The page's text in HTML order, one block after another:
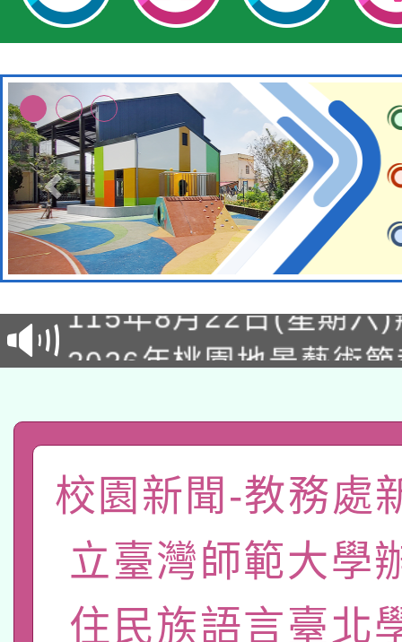
轉知經濟部水利署委託
業技術研究院辦理「
用水績優單位及節水達
桃園市孔廟祈福系列
2026年桃園地景藝術
關事宜
轉知教育部國民及學前
國立臺灣師範大學辦理
年度健康促進學校輔導
業成長研習」實施計畫
函轉國家教育研究院中
原住民族教育政策研討
族教育國際趨勢與發展
轉知教育部國民及學前
新北市政府教育局辦理
師專業成長研習實施計
函轉國立臺灣師範大學
族語言臺北學習中心
轉知有關國立成功大學
校園新聞-教務處
立臺灣師範大學
住民族語言臺北